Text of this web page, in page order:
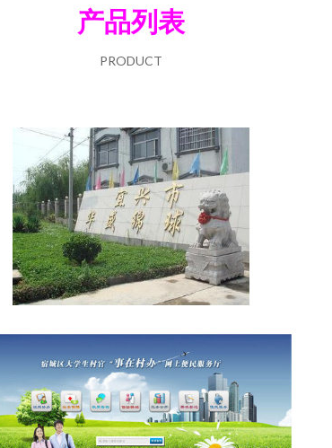
产品列表
PRODUCT